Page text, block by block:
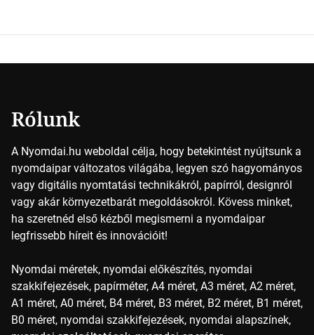
Rólunk
A Nyomdai.hu weboldal célja, hogy betekintést nyújtsunk a
nyomdaipar változatos világába, legyen szó hagyományos
vagy digitális nyomtatási technikákról, papírról, designról
vagy akár környezetbarát megoldásokról. Kövess minket,
ha szeretnéd első kézből megismerni a nyomdaipar
legfrissebb híreit és innovációit!
Nyomdai méretek, nyomdai előkészítés, nyomdai
szakkifejezések, papírméter, A4 méret, A3 méret, A2 méret,
A1 méret, A0 méret, B4 méret, B3 méret, B2 méret, B1 méret,
B0 méret, nyomdai szakkifejezések, nyomdai alapszínek,